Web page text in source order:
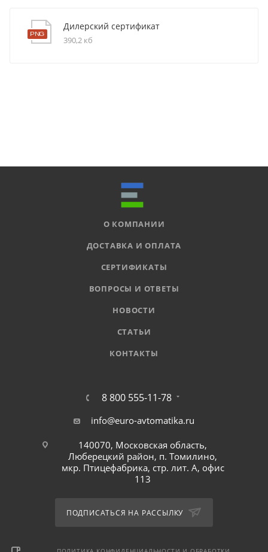
Дилерский сертификат
390,2 кб
О КОМПАНИИ
ДОСТАВКА И ОПЛАТА
СЕРТИФИКАТЫ
ВОПРОСЫ И ОТВЕТЫ
НОВОСТИ
СТАТЬИ
КОНТАКТЫ
8 800 555-11-78
info@euro-avtomatika.ru
140070, Московская область,
Люберецкий район, п. Томилино,
мкр. Птицефабрика, стр. лит. А, офис
113
ПОДПИСАТЬСЯ НА РАССЫЛКУ